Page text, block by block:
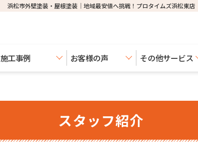
浜松市外壁塗装・屋根塗装│地域最安値へ挑戦！プロタイムズ浜松東店
施工事例 お客様の声 その他サービス
スタッフ紹介